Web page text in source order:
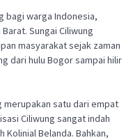
bagi warga Indonesia,
Sungai Ciliwung
masyarakat sejak zaman
dari hulu Bogor sampai hilir
merupakan satu dari empat
Ciliwung sangat indah
Belanda. Bahkan,